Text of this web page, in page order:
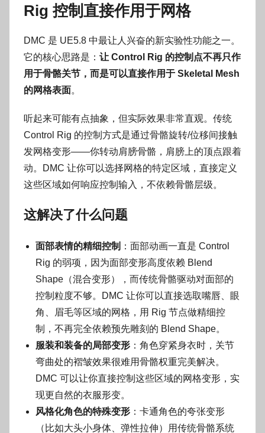
Rig 控制直接作用于网格
DMC 是 UE5.8 中最让人兴奋的新实验性功能之一。
它的核心思路是： 让 Control Rig 的控制点不再只作
用于骨骼关节，而是可以直接作用于 Skeletal Mesh
的网格表面。
听起来可能有点抽象，但实际效果非常直观。传统
Control Rig 的控制方式是通过骨骼旋转/位移间接触
发网格变形——你转动肩膀骨骼，肩膀上的顶点跟着
动。DMC 让你可以选择网格的特定区域，直接定义
这些区域如何响应控制输入，不依赖骨骼层级。
这解决了什么问题
面部表情的精细控制 ：面部动画一直是 Control
Rig 的弱项，因为面部变形高度依赖 Blend
Shape（混合变形），而传统骨骼驱动对面部的
控制粒度不够。DMC 让你可以直接选取嘴唇、眼
角、眉毛等区域的网格，用 Rig 节点做精细控
制，不再完全依赖预先雕刻的 Blend Shape。
服装和装备的局部变形 ：角色穿紧身衣时，关节
弯曲处的褶皱效果很难用骨骼权重完美解决。
DMC 可以让你直接控制这些区域的网格变形，实
现更自然的衣服形变。
风格化角色的特殊变形 ：卡通角色的夸张变形
（比如大头小身体、弹性拉伸）用传统骨骼系统